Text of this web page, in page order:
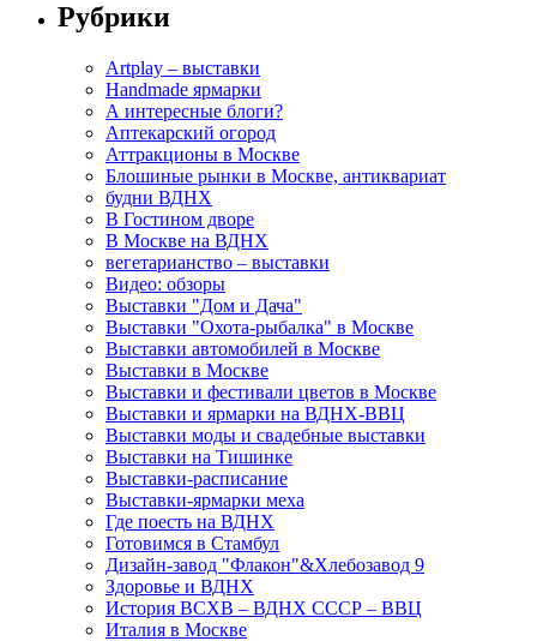
Рубрики
Artplay – выставки
Handmade ярмарки
А интересные блоги?
Аптекарский огород
Аттракционы в Москве
Блошиные рынки в Москве, антиквариат
будни ВДНХ
В Гостином дворе
В Москве на ВДНХ
вегетарианство – выставки
Видео: обзоры
Выставки "Дом и Дача"
Выставки "Охота-рыбалка" в Москве
Выставки автомобилей в Москве
Выставки в Москве
Выставки и фестивали цветов в Москве
Выставки и ярмарки на ВДНХ-ВВЦ
Выставки моды и свадебные выставки
Выставки на Тишинке
Выставки-расписание
Выставки-ярмарки меха
Где поесть на ВДНХ
Готовимся в Стамбул
Дизайн-завод "Флакон"&Хлебозавод 9
Здоровье и ВДНХ
История ВСХВ – ВДНХ СССР – ВВЦ
Италия в Москве